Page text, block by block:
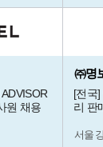
원 채용
㈜명
[전국
리 판
서울